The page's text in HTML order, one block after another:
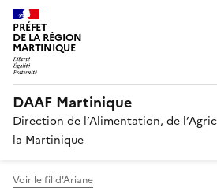
PRÉFET
DE LA RÉGION
MARTINIQUE
DAAF Martinique
Direction de l’Alimentation, de
la Martinique
Voir le fil d'Ariane